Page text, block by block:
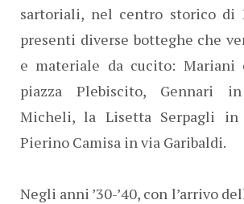
sartoriali, nel centro storico di
presenti diverse botteghe che
e materiale da cucito: Mariani
piazza Plebiscito, Gennari
Micheli, la Lisetta Serpagli
Pierino Camisa in via Garibaldi.
Negli anni ’30-’40, con l’arrivo